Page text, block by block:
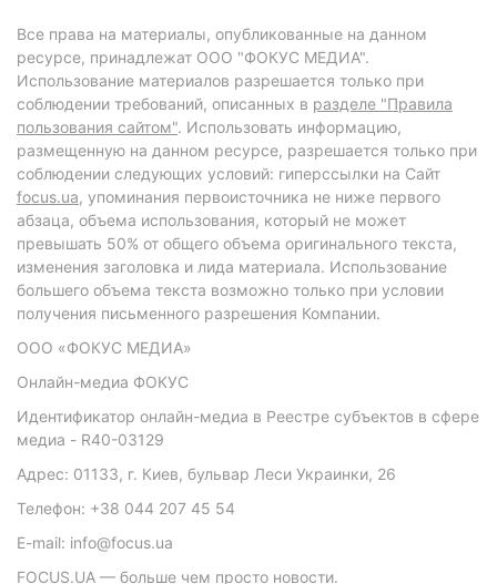
Все права на материалы, опубликованные на данном
ресурсе, принадлежат ООО "ФОКУС МЕДИА".
Использование материалов разрешается только при
соблюдении требований, описанных в разделе "Правила
пользования сайтом". Использовать информацию,
размещенную на данном ресурсе, разрешается только при
соблюдении следующих условий: гиперссылки на Сайт
focus.ua, упоминания первоисточника не ниже первого
абзаца, объема использования, который не может
превышать 50% от общего объема оригинального текста,
изменения заголовка и лида материала. Использование
большего объема текста возможно только при условии
получения письменного разрешения Компании.
ООО «ФОКУС МЕДИА»
Онлайн-медиа ФОКУС
Идентификатор онлайн-медиа в Реестре субъектов в сфере
медиа - R40-03129
Адрес: 01133, г. Киев, бульвар Леси Украинки, 26
Телефон: +38 044 207 45 54
E-mail: info@focus.ua
FOCUS.UA — больше чем просто новости.